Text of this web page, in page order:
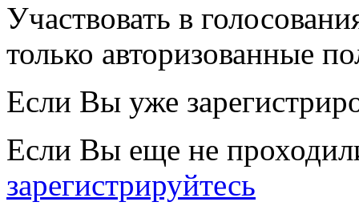
Участвовать в
только авторизованные
Если Вы уже
Если Вы еще не
зарегистрируйтесь